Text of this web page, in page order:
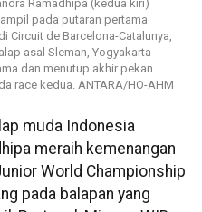
Ramadhipa (kedua kiri)
pada putaran pertama
Circuit de Barcelona-Catalunya,
asal Sleman, Yogyakarta
dan menutup akhir pekan
race kedua. ANTARA/HO-AHM
muda Indonesia
meraih kemenangan
World Championship
pada balapan yang